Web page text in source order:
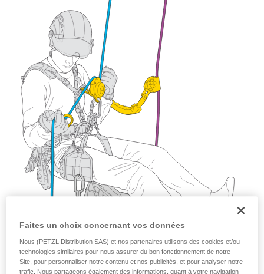
pouvoir comprendre ce complément
d’informations.
Maîtriser ces techniques nécessite une
formation et un entraînement spécifique. Validez
avec un professionnel votre capacité à refaire
la manipulation, seul, en toute sécurité, avant
de la reproduire en autonomie.
Nous donnons des exemples de techniques
liées à votre activité. Il peut en exister d’autres
que nous ne décrivons pas ici.
Faites un choix concernant vos données
Nous (PETZL Distribution SAS) et nos partenaires utilisons des cookies et/ou
technologies similaires pour nous assurer du bon fonctionnement de notre
Site, pour personnaliser notre contenu et nos publicités, et pour analyser notre
trafic. Nous partageons également des informations, quant à votre navigation